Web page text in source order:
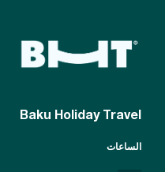
Baku Holiday Travel
الساعات